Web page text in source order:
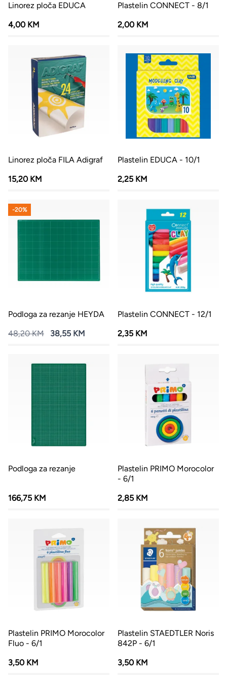
Linorez ploča EDUCA
4,00 KM
Plastelin CONNECT - 8/1
2,00 KM
Linorez ploča FILA Adigraf
15,20 KM
Plastelin EDUCA - 10/1
2,25 KM
Podloga za rezanje HEYDA
48,20 KM
38,55 KM
-20%
Plastelin CONNECT - 12/1
2,35 KM
Podloga za rezanje
166,75 KM
Plastelin PRIMO Morocolor
- 6/1
2,85 KM
Plastelin PRIMO Morocolor
Fluo - 6/1
3,50 KM
Plastelin STAEDTLER Noris
842P - 6/1
3,50 KM